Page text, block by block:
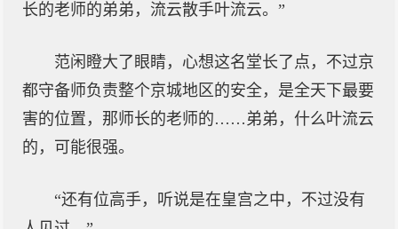
长的老师的弟弟，流云散手叶流云。”
范闲瞪大了眼睛，心想这名堂长了点，不过京
都守备师负责整个京城地区的安全，是全天下最要
害的位置，那师长的老师的……弟弟，什么叶流云
的，可能很强。
“还有位高手，听说是在皇宫之中，不过没有